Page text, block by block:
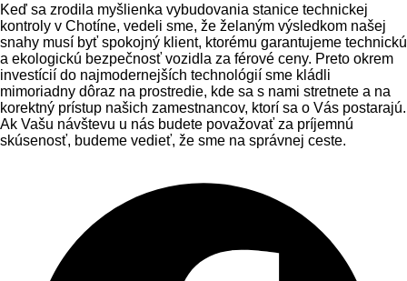
Keď sa zrodila myšlienka vybudovania stanice technickej
kontroly v Chotíne, vedeli sme, že želaným výsledkom našej
snahy musí byť spokojný klient, ktorému garantujeme technickú
a ekologickú bezpečnosť vozidla za férové ceny. Preto okrem
investícií do najmodernejších technológií sme kládli
mimoriadny dôraz na prostredie, kde sa s nami stretnete a na
korektný prístup našich zamestnancov, ktorí sa o Vás postarajú.
Ak Vašu návštevu u nás budete považovať za príjemnú
skúsenosť, budeme vedieť, že sme na správnej ceste.